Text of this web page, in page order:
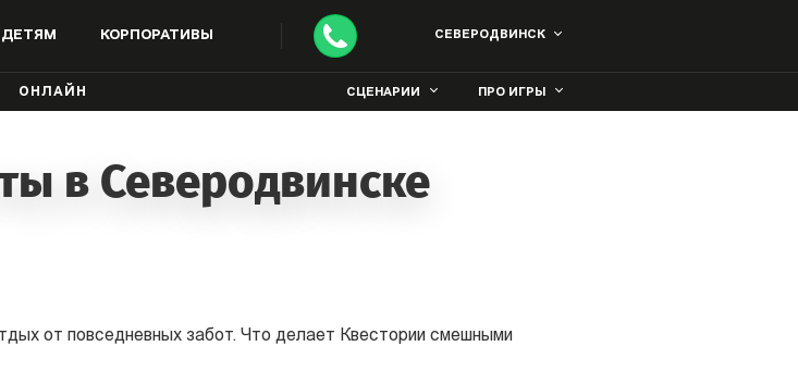
ДЕТЯМ КОРПОРАТИВЫ СЕВЕРОДВИНСК
ОНЛАЙН СЦЕНАРИИ ПРО ИГРЫ
в Северодвинске
от повседневных забот. Что делает Квестории смешными